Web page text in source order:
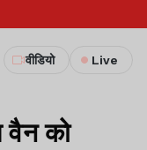
वीडियो Live
को